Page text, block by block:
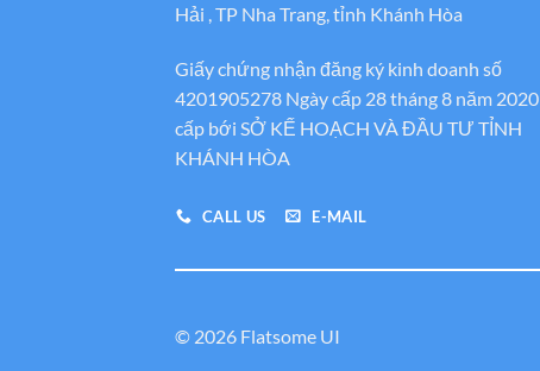
Hải , TP Nha Trang, tỉnh Khánh Hòa
Giấy chứng nhận đăng ký kinh doanh số
4201905278 Ngày cấp 28 tháng 8 năm 2020
cấp bới SỞ KẾ HOẠCH VÀ ĐẦU TƯ TỈNH
KHÁNH HÒA
CALL US E-MAIL
© 2026 Flatsome UI